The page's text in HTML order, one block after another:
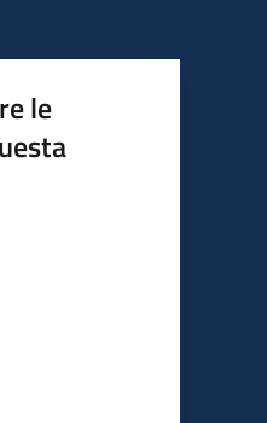
le